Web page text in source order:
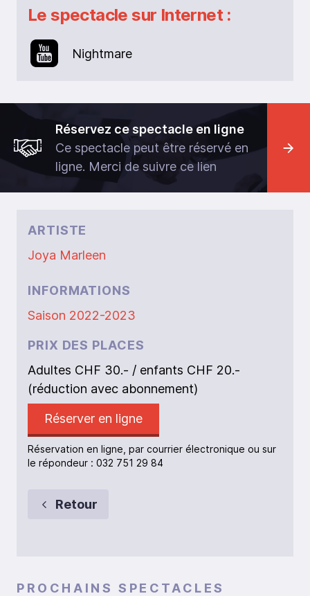
Le spectacle sur Internet :
Nightmare
Réservez ce spectacle en ligne
Ce spectacle peut être réservé en
ligne. Merci de suivre ce lien
ARTISTE
Joya Marleen
INFORMATIONS
Saison 2022-2023
PRIX DES PLACES
Adultes CHF 30.- / enfants CHF 20.-
(réduction avec abonnement)
Réserver en ligne
Réservation en ligne, par courrier électronique ou sur
le répondeur : 032 751 29 84
Retour
PROCHAINS SPECTACLES